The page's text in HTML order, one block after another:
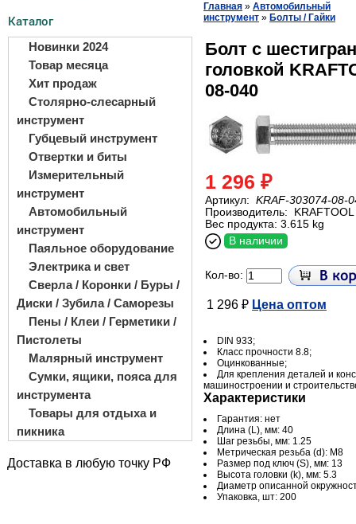
Каталог
Новинки 2024
Товар месяца
Хит продаж
Столярно-слесарный
инструмент
Губцевый инструмент
Отвертки и биты
Измерительный
инструмент
Автомобильный
инструмент
Паяльное оборудование
Электрика и свет
Сверла / Коронки / Буры /
Диски / Зубила / Саморезы
Пены / Клеи / Герметики /
Пистолеты
Малярный инструмент
Сумки, ящики, пояса для
инструмента
Товары для отдыха и
пикника
Доставка в любую точку РФ
Главная » Автомобильный
инструмент » Болты / Гайки
Болт с
головкой
08-040
1 296 ₽
Артикул: KRAF-303074-08-
Производитель:
KRAFTOOL
Вес продукта: 3.615 kg
В наличии
Кол-во:
1 296 ₽ Цена оптом
DIN 933;
Класс прочности 8.8;
Оцинкованные;
Для крепления деталей и
машиностроении и
Характеристики
Гарантия: нет
Длина (L), мм: 40
Шаг резьбы, мм: 1.25
Метрическая резьба (d): М8
Размер под ключ (S), мм: 13
Высота головки (k), мм: 5.3
Диаметр описанной
Упаковка, шт: 200